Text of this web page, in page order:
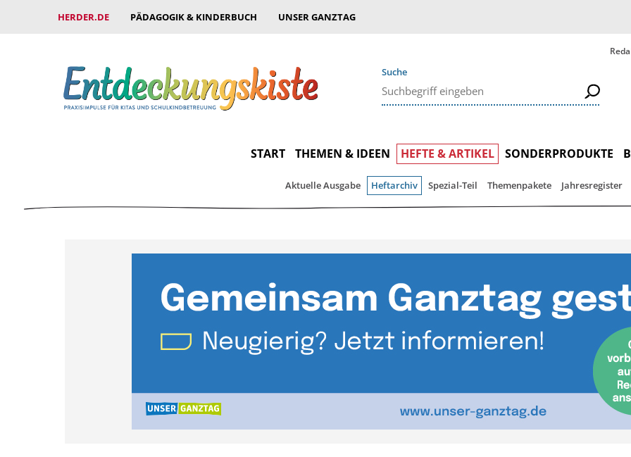
HERDER.DE PÄDAGOGIK & KINDERBUCH UNSER GANZTAG
Suche
START THEMEN & IDEEN HEFTE & ARTIKEL SONDERPRODUKTE
Aktuelle Ausgabe Heftarchiv Spezial-Teil Themenpakete Jahresregister